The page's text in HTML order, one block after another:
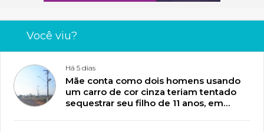
Você viu?
Há 5 dias
Mãe conta como dois homens usando
um carro de cor cinza teriam tentado
sequestrar seu filho de 11 anos, em